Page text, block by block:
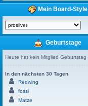
Mein Board-Style
Geburtstage
Heute hat kein Mitglied Geburtstag
In den nächsten 30 Tagen
Redwing
fossi
Matze